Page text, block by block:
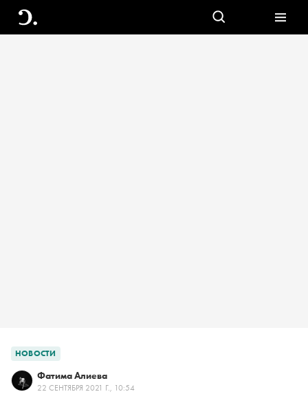
НОВОСТИ
Фатима Алиева
22 СЕНТЯБРЯ 2021 Г., 10:54